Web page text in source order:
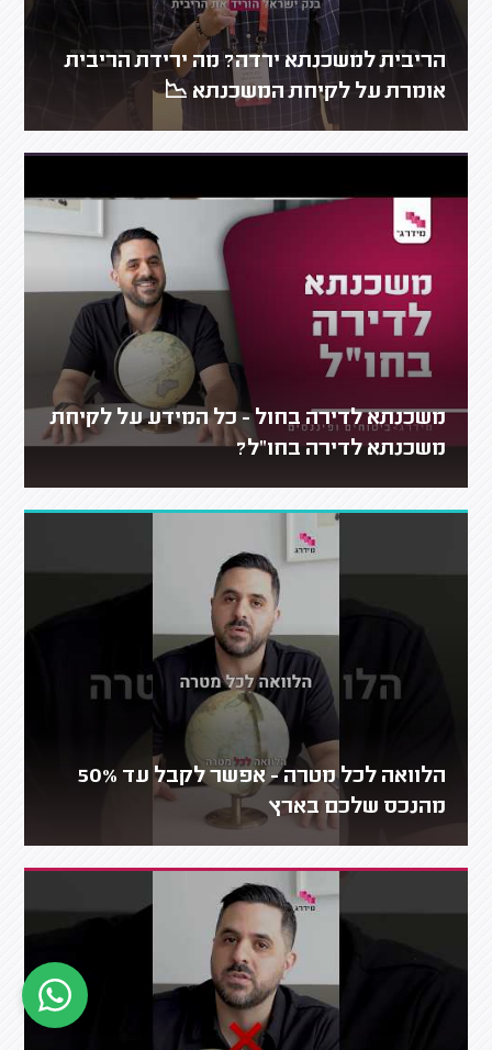
הריבית למשכנתא ירדה? מה ירידת הריבית
אומרת על לקיחת המשכנתא 📉
משכנתא לדירה בחול - כל המידע על לקיחת
משכנתא לדירה בחו"ל?
הלוואה לכל מטרה - אפשר לקבל עד 50%
מהנכס שלכם בארץ